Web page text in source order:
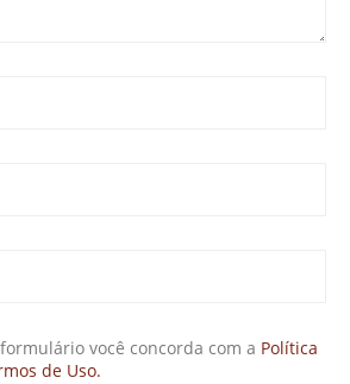
você concorda com a Política
de Uso.